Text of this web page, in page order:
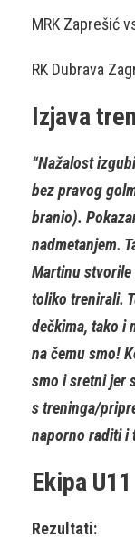
MRK Zaprešić
RK Dubrava
Izjava
“Nažalost
bez pravog
branio).
nadmetanjem.
Martinu stvorile
toliko trenirali.
dečkima, tako i
na čemu smo!
smo i sretni jer
s treninga/
naporno raditi i
Ekipa U11
Rezultati: